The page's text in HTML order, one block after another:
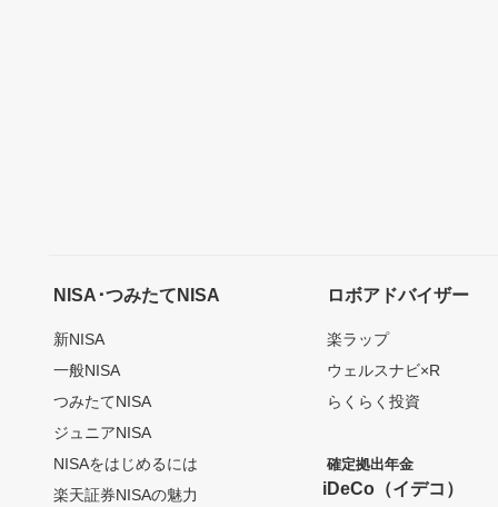
NISA･つみたてNISA
新NISA
一般NISA
つみたてNISA
ジュニアNISA
NISAをはじめるには
楽天証券NISAの魅力
ロボアドバイザー
楽ラップ
ウェルスナビ×R
らくらく投資
確定拠出年金
iDeCo（イデコ）